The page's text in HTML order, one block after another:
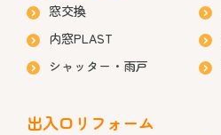
窓交換
内窓PLAST
シャッター・雨戸
出入口リフォーム